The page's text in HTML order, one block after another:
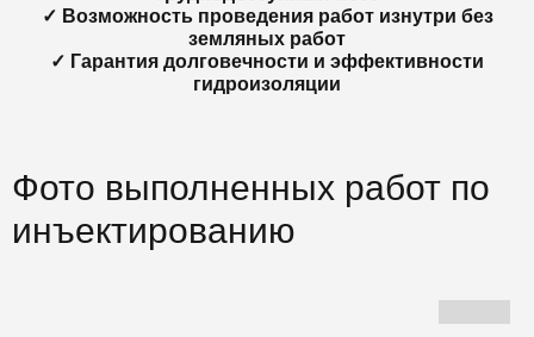
✓ Возможность проведения работ изнутри без
земляных работ
✓ Гарантия долговечности и эффективности
гидроизоляции
Фото выполненных работ по
инъектированию